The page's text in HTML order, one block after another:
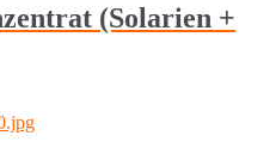
(Solarien +